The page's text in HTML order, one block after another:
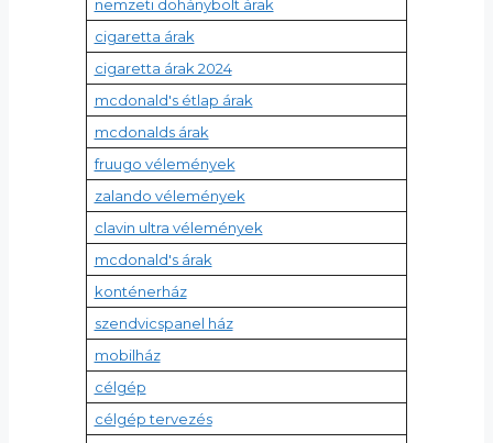
nemzeti dohánybolt árak
cigaretta árak
cigaretta árak 2024
mcdonald's étlap árak
mcdonalds árak
fruugo vélemények
zalando vélemények
clavin ultra vélemények
mcdonald's árak
konténerház
szendvicspanel ház
mobilház
célgép
célgép tervezés